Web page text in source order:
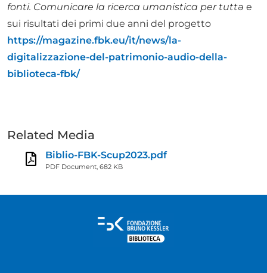
fonti. Comunicare la ricerca umanistica per tuttə e
sui risultati dei primi due anni del progetto
https://magazine.fbk.eu/it/news/la-
digitalizzazione-del-patrimonio-audio-della-
biblioteca-fbk/
Related Media
Biblio-FBK-Scup2023.pdf
PDF Document, 682 KB